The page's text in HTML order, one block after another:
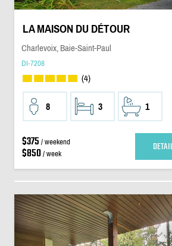
LA MAISON DU DÉTOUR
Charlevoix, Baie-Saint-Paul
DI-7208
(4)
8 3 1
$375 / weekend
$850/ week